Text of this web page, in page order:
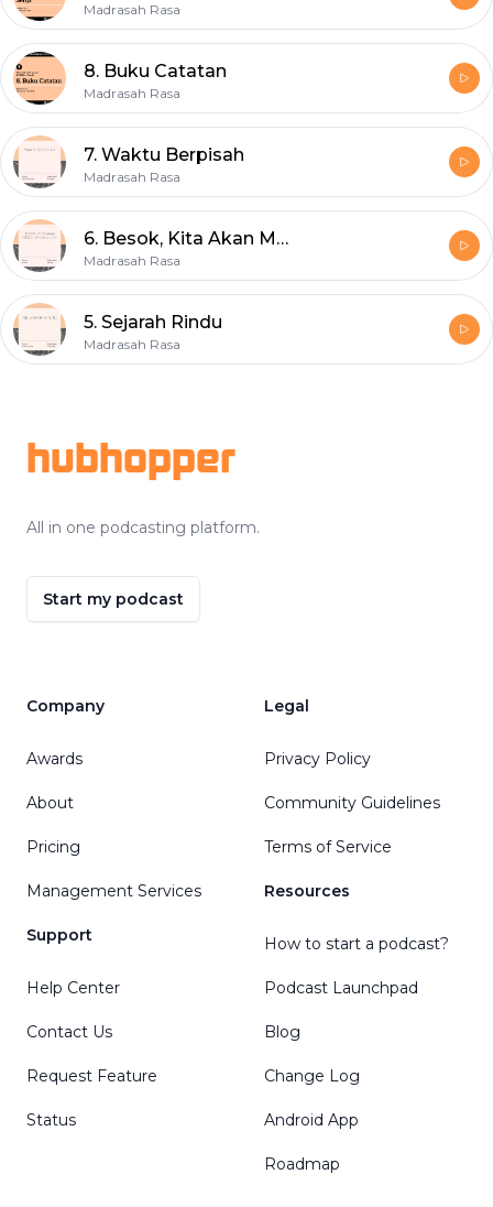
Madrasah Rasa
8. Buku Catatan
Madrasah Rasa
7. Waktu Berpisah
Madrasah Rasa
6. Besok, Kita Akan Mencintainya Lagi
Madrasah Rasa
5. Sejarah Rindu
Madrasah Rasa
hubhopper
All in one podcasting platform.
Start my podcast
Company
Awards
About
Pricing
Management Services
Support
Help Center
Contact Us
Request Feature
Status
Legal
Privacy Policy
Community Guidelines
Terms of Service
Resources
How to start a podcast?
Podcast Launchpad
Blog
Change Log
Android App
Roadmap